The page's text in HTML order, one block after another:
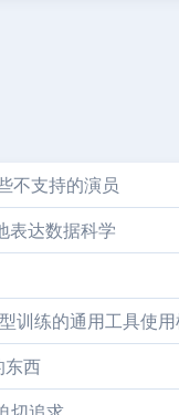
不支持的演员
表达数据科学
训练的通用工具使
东西